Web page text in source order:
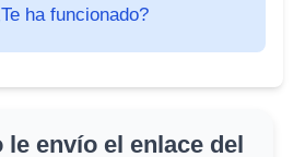
ha funcionado?
le envío el enlace del